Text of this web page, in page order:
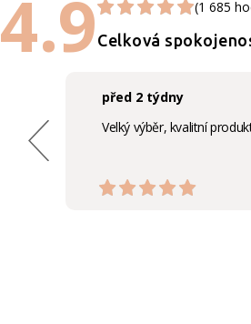
4.9 (1 685
Celková
před 2 týdny
Velký výběr, kvalitní